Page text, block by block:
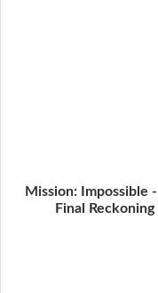
Mission: Impossible
Final Reckoning